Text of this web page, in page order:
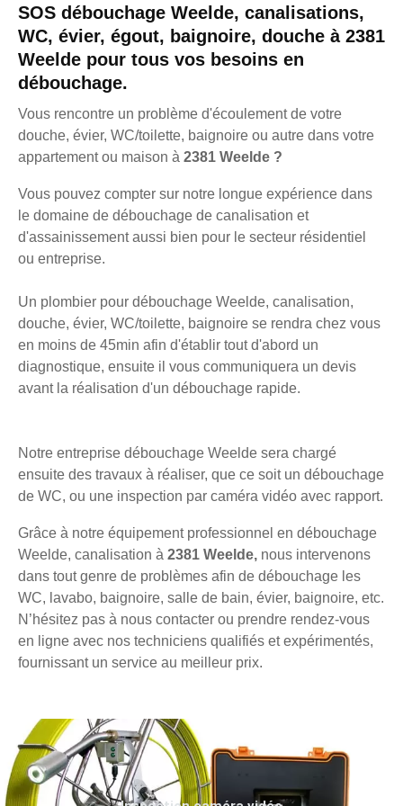
SOS débouchage Weelde, canalisations,
WC, évier, égout, baignoire, douche à 2381
Weelde pour tous vos besoins en
débouchage.
Vous rencontre un problème d'écoulement de votre
douche, évier, WC/toilette, baignoire ou autre dans votre
appartement ou maison à 2381 Weelde ?
Vous pouvez compter sur notre longue expérience dans
le domaine de débouchage de canalisation et
d'assainissement aussi bien pour le secteur résidentiel
ou entreprise.
Un plombier pour débouchage Weelde, canalisation,
douche, évier, WC/toilette, baignoire se rendra chez vous
en moins de 45min afin d'établir tout d'abord un
diagnostique, ensuite il vous communiquera un devis
avant la réalisation d'un débouchage rapide.
Notre entreprise débouchage Weelde sera chargé
ensuite des travaux à réaliser, que ce soit un débouchage
de WC, ou une inspection par caméra vidéo avec rapport.
Grâce à notre équipement professionnel en débouchage
Weelde, canalisation à 2381 Weelde, nous intervenons
dans tout genre de problèmes afin de débouchage les
WC, lavabo, baignoire, salle de bain, évier, baignoire, etc.
N’hésitez pas à nous contacter ou prendre rendez-vous
en ligne avec nos techniciens qualifiés et expérimentés,
fournissant un service au meilleur prix.